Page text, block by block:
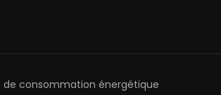
de consommation énergétique